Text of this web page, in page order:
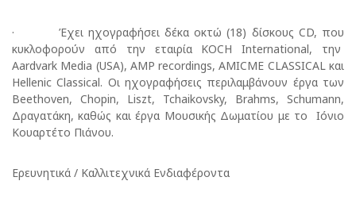
· Έχει ηχογραφήσει δέκα οκτώ (18) δίσκους CD, που
κυκλοφορούν από την εταιρία KOCH International, την
Aardvark Media (USA), AMP recordings, AMICΜE CLASSICAL και
Hellenic Classical. Οι ηχογραφήσεις περιλαμβάνουν έργα των
Beethoven, Chopin, Liszt, Tchaikovsky, Brahms, Schumann,
Δραγατάκη, καθώς και έργα Μουσικής Δωματίου με το Ιόνιο
Κουαρτέτο Πιάνου.
Ερευνητικά / Καλλιτεχνικά Ενδιαφέροντα